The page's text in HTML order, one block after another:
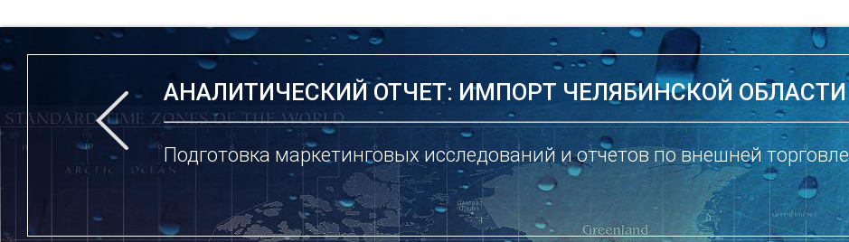
АНАЛИТИЧЕСКИЙ ОТЧЕТ: ИМПОРТ ЧЕЛЯБИНСКОЙ ОБЛАСТИ
Подготовка маркетинговых исследований и отчетов по внешней торговле